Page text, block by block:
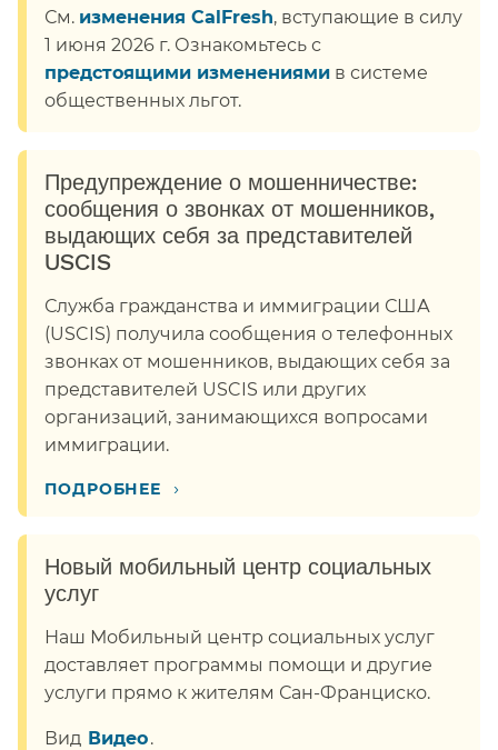
См. изменения CalFresh, вступающие в силу
1 июня 2026 г. Ознакомьтесь с
предстоящими изменениями в системе
общественных льгот.​​
Предупреждение о мошенничестве:
сообщения о звонках от мошенников,
выдающих себя за представителей
USCIS​​
Служба гражданства и иммиграции США
(USCIS) получила сообщения о телефонных
звонках от мошенников, выдающих себя за
представителей USCIS или других
организаций, занимающихся вопросами
иммиграции.​​
ПОДРОБНЕЕ​​ ›
Новый мобильный центр социальных
услуг​​
Наш Мобильный центр социальных услуг
доставляет программы помощи и другие
услуги прямо к жителям Сан-Франциско.​​
Вид​​ Видео​​.